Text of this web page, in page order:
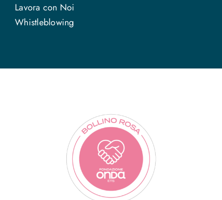
Lavora con Noi
Whistleblowing